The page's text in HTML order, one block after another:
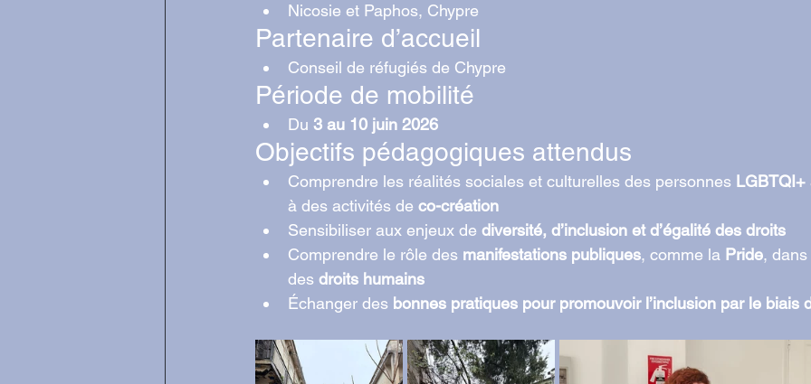
Nicosie et Paphos, Chypre
Partenaire d’accueil
Conseil de réfugiés de Chypre
Période de mobilité
Du 3 au 10 juin 2026
Objectifs pédagogiques attendus
Comprendre les réalités sociales et culturelles des personnes LGBTQI+
à des activités de co-création
Sensibiliser aux enjeux de diversité, d’inclusion et d’égalité des droits
Comprendre le rôle des manifestations publiques, comme la Pride,
des droits humains
Échanger des bonnes pratiques pour promouvoir l’inclusion par le biais